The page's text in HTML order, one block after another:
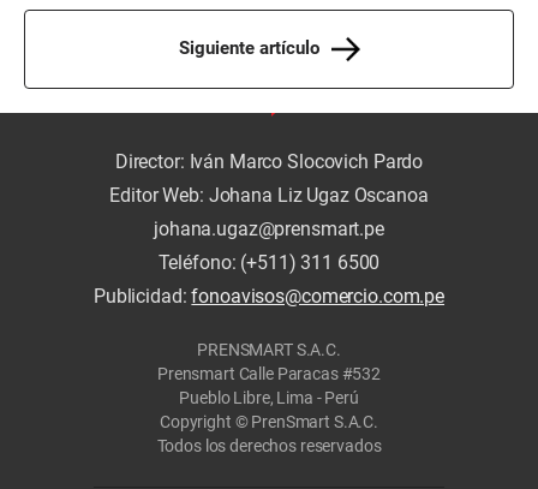
Siguiente artículo
Director: Iván Marco Slocovich Pardo
Editor Web: Johana Liz Ugaz Oscanoa
johana.ugaz@prensmart.pe
Teléfono: (+511) 311 6500
Publicidad:fonoavisos@comercio.com.pe
PRENSMART S.A.C.
Prensmart Calle Paracas #532
Pueblo Libre, Lima - Perú
Copyright © PrenSmart S.A.C.
Todos los derechos reservados